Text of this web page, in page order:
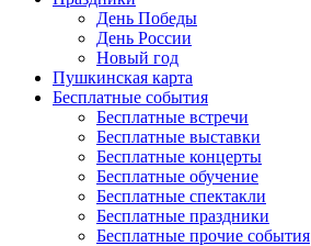
День Победы
День России
Новый год
Пушкинская карта
Бесплатные события
Бесплатные встречи
Бесплатные выставки
Бесплатные концерты
Бесплатные обучение
Бесплатные спектакли
Бесплатные праздники
Бесплатные прочие события